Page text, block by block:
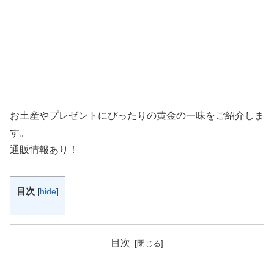
お土産やプレゼントにぴったりの黄金の一味をご紹介しま
す。
通販情報あり！
目次 [hide]
目次